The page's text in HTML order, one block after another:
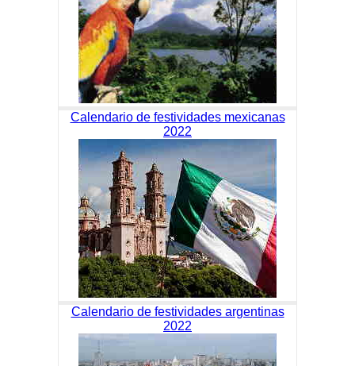
Calendario de festividades mexicanas
2022
Calendario de festividades argentinas
2022